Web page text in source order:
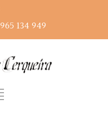
965 134 949